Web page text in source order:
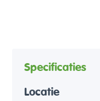
Specificaties
Locatie